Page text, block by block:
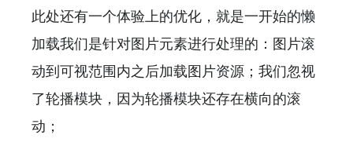
此处还有一个体验上的优化，就是一开始的懒
加载我们是针对图片元素进行处理的：图片滚
动到可视范围内之后加载图片资源；我们忽视
了轮播模块，因为轮播模块还存在横向的滚
动；